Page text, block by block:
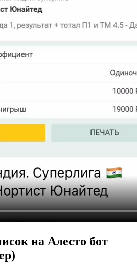
на Алесто бот